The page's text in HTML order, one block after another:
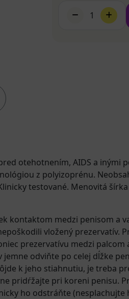
1
otehotnením, AIDS a inými
z polyizoprénu.
testované. Menovitá
kontaktom medzi penisom a
vložený prezervatív.
prezervatívu medzi
odviňte po celej dĺžke
k jeho stiahnutiu, je treba
pridŕžajte pri koreni penisu.
ho odstráňte (nesplachujte